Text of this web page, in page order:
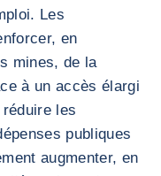
Les
en
mines, de la
à un accès élargi
les
publiques
augmenter, en